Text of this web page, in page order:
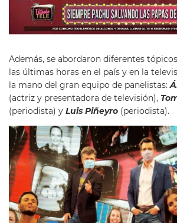
Además, se abordaron diferentes
las últimas horas en el país y en la
la mano del gran equipo de panelistas:
(actriz y presentadora de televisión),
(periodista) y Luis Piñeyro (periodista).